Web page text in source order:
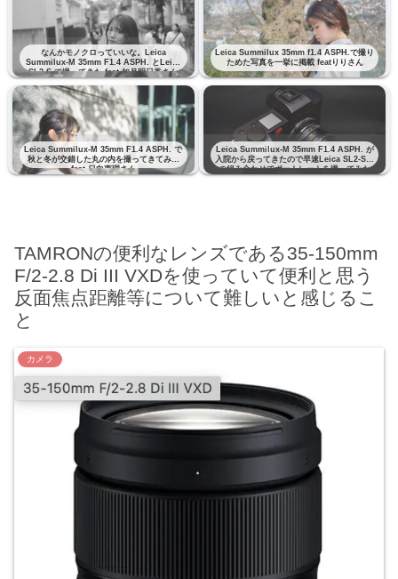
なんかモノクロっていいな。Leica
Summilux-M 35mm F1.4 ASPH. とLeica
SL2-S で撮ってきた feat 如月明日香さん
Leica Summilux 35mm f1.4 ASPH.で撮り
ためた写真を一挙に掲載 featりりさん
Leica Summilux-M 35mm F1.4 ASPH. で
秋と冬が交錯した丸の内を撮ってきてみた
feat 日向恵理さん
Leica Summilux-M 35mm F1.4 ASPH. が
入院から戻ってきたので早速Leica SL2-Sと
の組み合わせでポートレートを撮ってみた
feat りりさん
TAMRONの便利なレンズである35-150mm
F/2-2.8 Di III VXDを使っていて便利と思う
反面焦点距離等について難しいと感じるこ
と
カメラ